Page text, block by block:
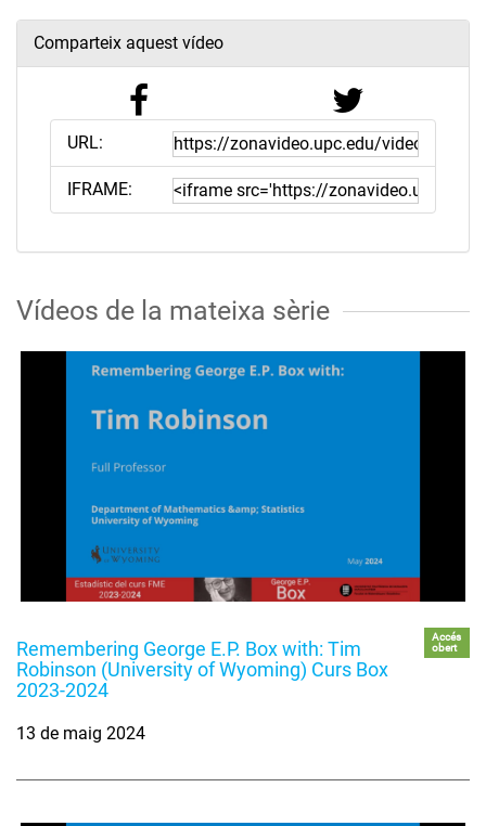
Comparteix aquest vídeo
URL:
IFRAME:
Vídeos de la mateixa sèrie
Remembering George E.P. Box with: Tim
Robinson (University of Wyoming) Curs Box
2023-2024
Accés
obert
13 de maig 2024